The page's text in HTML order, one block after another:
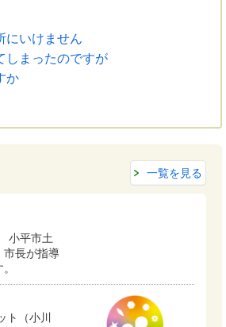
にいけません
しまったのですが
か
一覧を見る
小平市土
市長が指導
ト（小川